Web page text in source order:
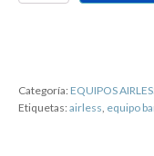
Categoría: EQUIPOS
Etiquetas: airless equipo